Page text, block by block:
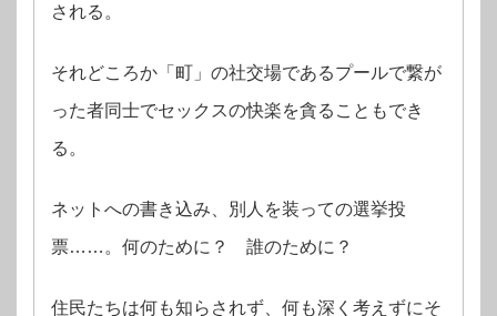
される。
それどころか「町」の社交場であるプールで繋が
った者同士でセックスの快楽を貪ることもでき
る。
ネットへの書き込み、別人を装っての選挙投
票……。何のために？ 誰のために？
住民たちは何も知らされず、何も深く考えずにそ